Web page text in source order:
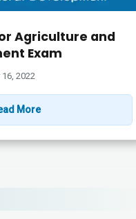
Agriculture and
Exam
2022
More